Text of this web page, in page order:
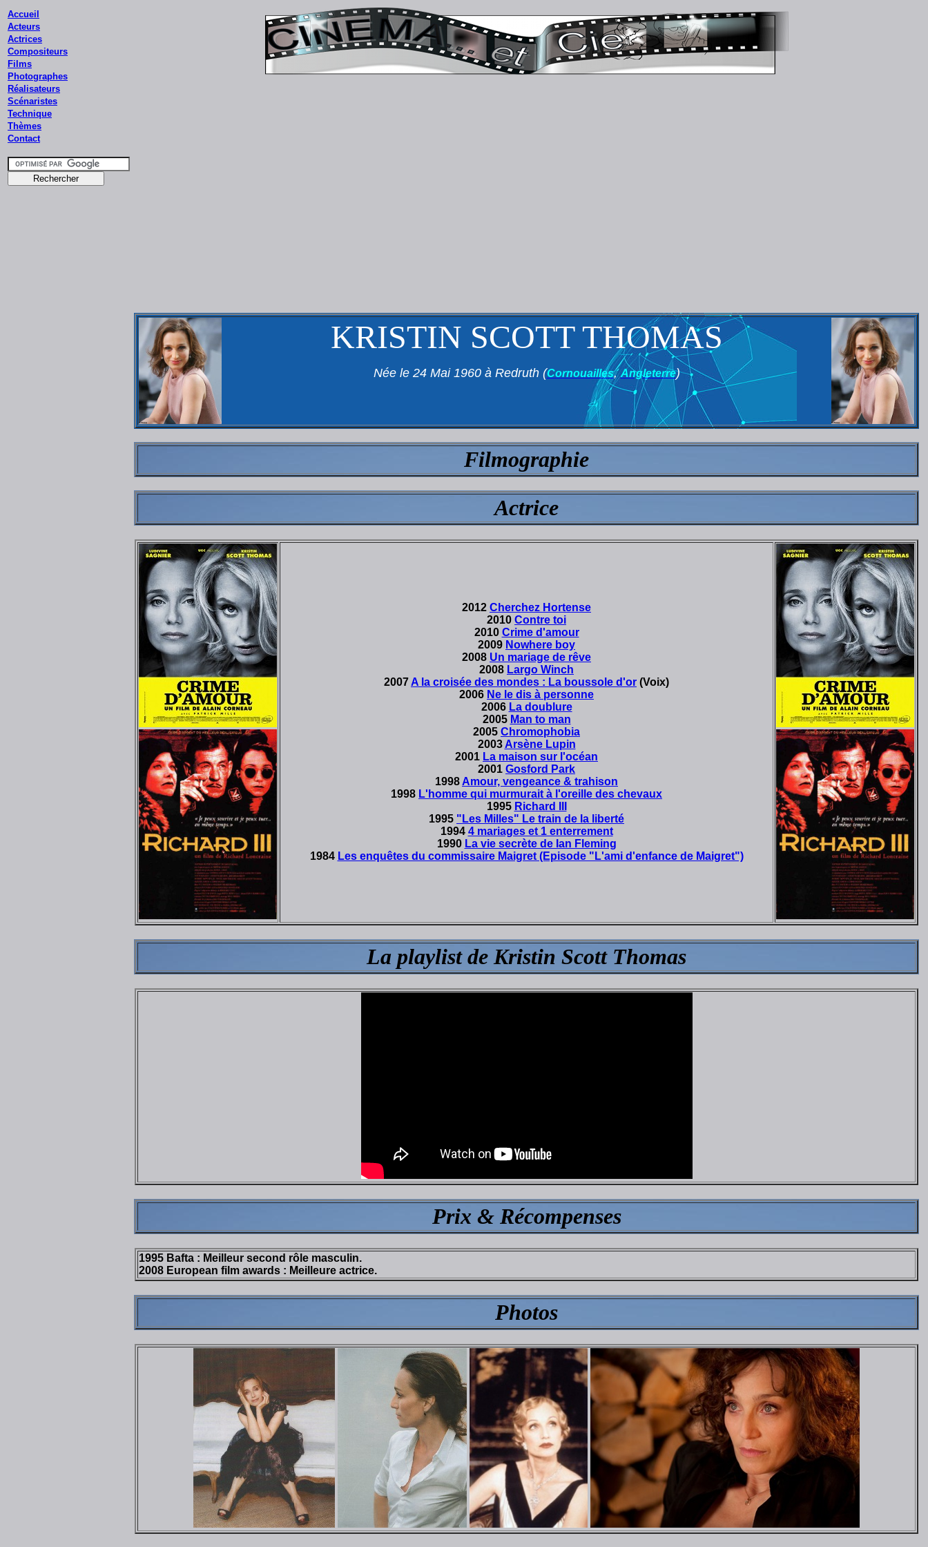
Accueil
Acteurs
Actrices
Compositeurs
Films
Photographes
Réalisateurs
Scénaristes
Technique
Thèmes
Contact
KRISTIN SCOTT THOMAS
Née le 24 Mai 1960 à Redruth (Cornouailles,Angleterre)
Filmographie
Actrice
2012 Cherchez Hortense
2010 Contre toi
2010 Crime d'amour
2009 Nowhere boy
2008 Un mariage de rêve
2008 Largo Winch
2007 A la croisée des mondes : La boussole d'or (Voix)
2006 Ne le dis à personne
2006 La doublure
2005 Man to man
2005 Chromophobia
2003 Arsène Lupin
2001 La maison sur l'océan
2001 Gosford Park
1998 Amour, vengeance & trahison
1998 L'homme qui murmurait à l'oreille des chevaux
1995 Richard III
1995 "Les Milles" Le train de la liberté
1994 4 mariages et 1 enterrement
1990 La vie secrète de Ian Fleming
1984 Les enquêtes du commissaire Maigret (Episode "L'ami d'enfance de Maigret")
La playlist de Kristin Scott Thomas
Prix & Récompenses
1995 Bafta : Meilleur second rôle masculin.
2008 European film awards : Meilleure actrice.
Photos